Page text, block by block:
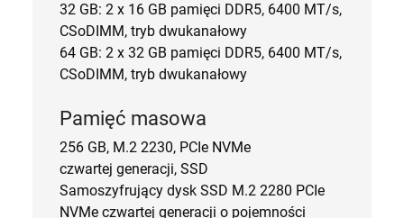
32 GB: 2 x 16 GB pamięci DDR5, 6400 MT/s,
CSoDIMM, tryb dwukanałowy
64 GB: 2 x 32 GB pamięci DDR5, 6400 MT/s,
CSoDIMM, tryb dwukanałowy
Pamięć masowa
256 GB, M.2 2230, PCIe NVMe
czwartej generacji, SSD
Samoszyfrujący dysk SSD M.2 2280 PCIe
NVMe czwartej generacji o pojemności